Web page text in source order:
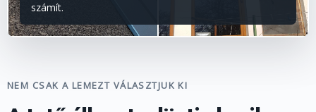
számít.
NEM CSAK A LEMEZT VÁLASZTJUK KI